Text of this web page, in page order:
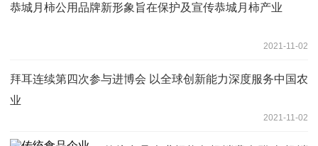
恭城月柿公用品牌新形象旨在保护及宣传恭城月柿产业
2021-11-02
拜耳连续第四次参与进博会 以全球创新能力深度服务中国农
业
2021-11-02